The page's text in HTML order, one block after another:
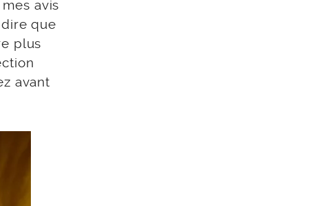
avis
que
plus
avant